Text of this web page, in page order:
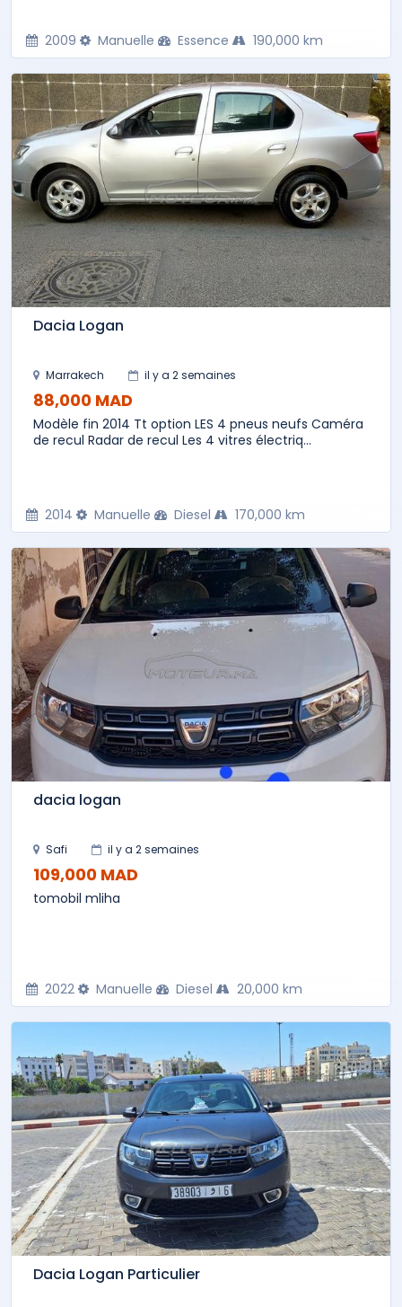
2009 Manuelle Essence 190,000 km
Dacia Logan
Marrakech il y a 2 semaines
88,000 MAD
Modèle fin 2014 Tt option LES 4 pneus neufs Caméra
de recul Radar de recul Les 4 vitres électriq...
2014 Manuelle Diesel 170,000 km
dacia logan
Safi il y a 2 semaines
109,000 MAD
tomobil mliha
2022 Manuelle Diesel 20,000 km
Dacia Logan Particulier